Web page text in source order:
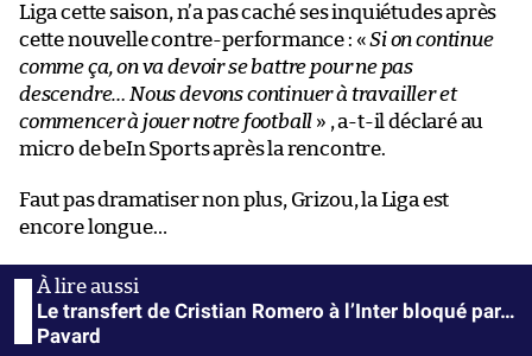
Liga cette saison, n’a pas caché ses inquiétudes après
cette nouvelle contre-performance : «Si on continue
comme ça, on va devoir se battre pour ne pas
descendre… Nous devons continuer à travailler et
commencer à jouer notre football » , a-t-il déclaré au
micro de beIn Sports après la rencontre.
Faut pas dramatiser non plus, Grizou, la Liga est
encore longue…
Le transfert de Cristian Romero à l’Inter bloqué par…
Pavard